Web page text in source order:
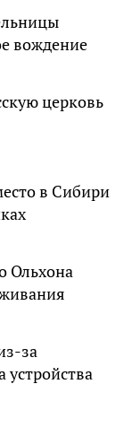
вождение
церковь
в Сибири
Ольхона
за
устройства